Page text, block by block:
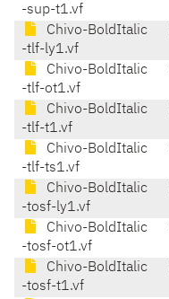
-sup-t1.vf
Chivo-BoldItalic
-tlf-ly1.vf
Chivo-BoldItalic
-tlf-ot1.vf
Chivo-BoldItalic
-tlf-t1.vf
Chivo-BoldItalic
-tlf-ts1.vf
Chivo-BoldItalic
-tosf-ly1.vf
Chivo-BoldItalic
-tosf-ot1.vf
Chivo-BoldItalic
-tosf-t1.vf